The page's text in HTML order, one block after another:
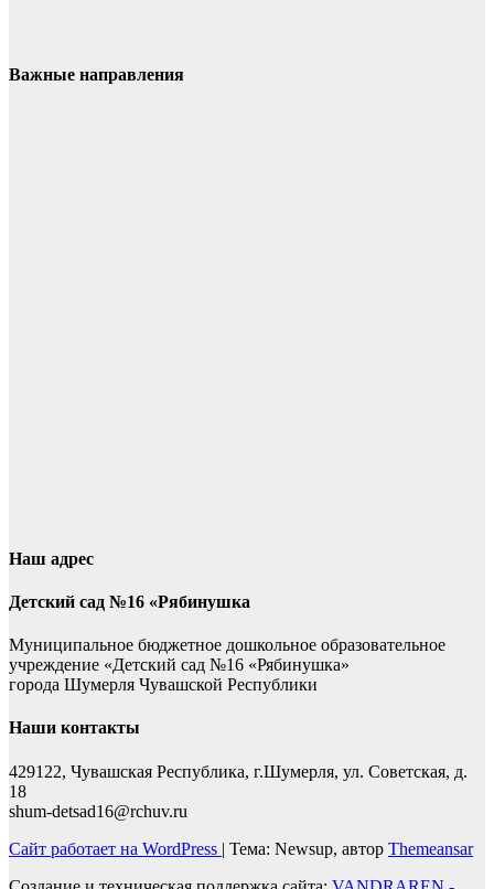
Важные направления
Наш адрес
Детский сад №16 «Рябинушка
Муниципальное бюджетное дошкольное образовательное
учреждение «Детский сад №16 «Рябинушка»
города Шумерля Чувашской Республики
Наши контакты
429122, Чувашская Республика, г.Шумерля, ул. Советская, д.
18
shum-detsad16@rchuv.ru
Сайт работает на WordPress | Тема: Newsup, автор Themeansar